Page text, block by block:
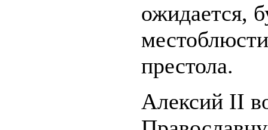
ожидается,
престола.
Алексий II